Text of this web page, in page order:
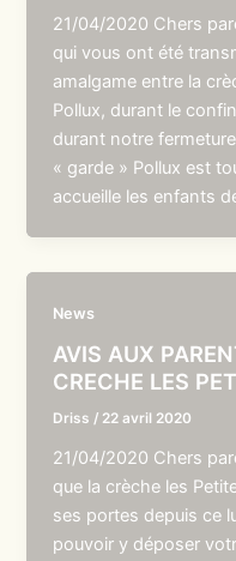
21/04/2020 Chers
qui vous ont été
amalgame entre la
Pollux, durant le
durant notre
« garde » Pollux est
accueille les enfants
News
AVIS AUX
CRECHE LES
Driss / 22 avril 2020
21/04/2020 Chers
que la crèche les
ses portes depuis ce
pouvoir y déposer